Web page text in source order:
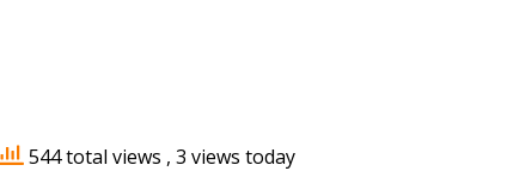
544 total views , 3 views today